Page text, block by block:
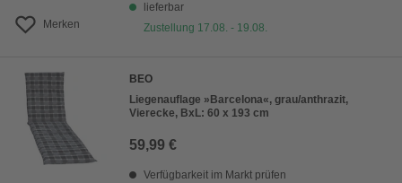
Merken
lieferbar
Zustellung 17.08. - 19.08.
BEO
Liegenauflage »Barcelona«, grau/anthrazit,
Vierecke, BxL: 60 x 193 cm
59,99 €
Verfügbarkeit im Markt prüfen